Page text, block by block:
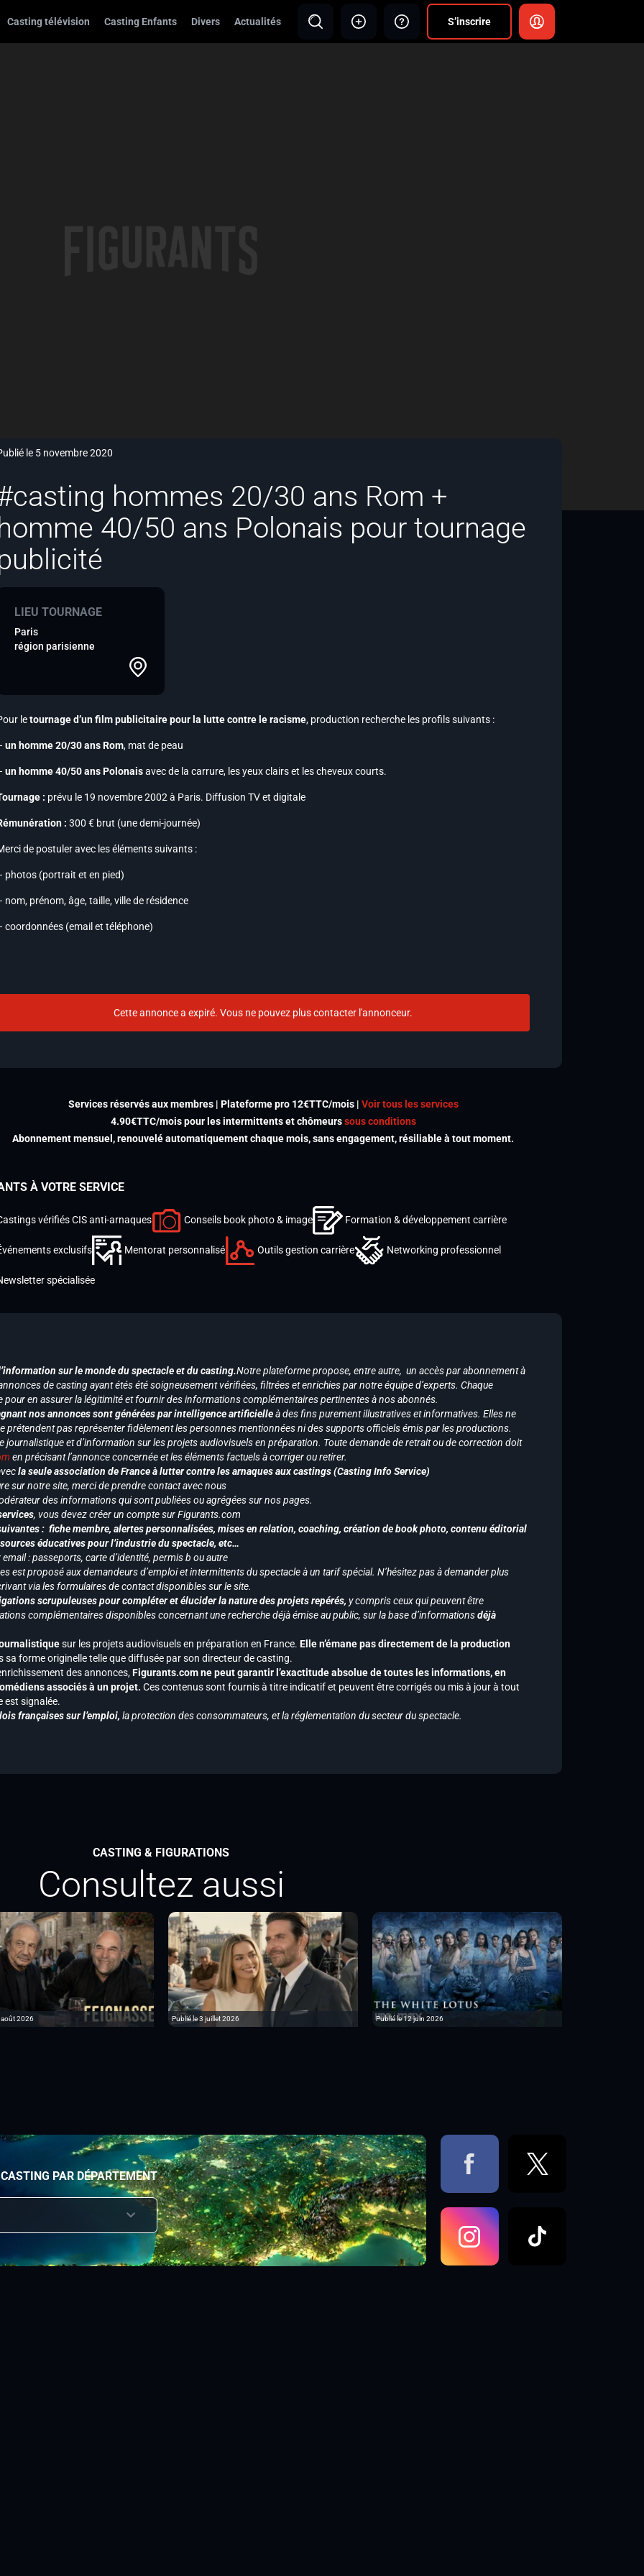
Casting télévision Casting Enfants Divers Actualités S’inscrire
le 5 novembre 2020
hommes 20/30 ans Rom +
40/50 ans Polonais pour tournage
LIEU TOURNAGE
Paris
région parisienne
letournage d’un film publicitaire pour la lutte contre le racisme, production recherche les profils suivants :
un homme 20/30 ans Rom, mat de peau
un homme 40/50 ans Polonaisavec de la carrure, les yeux clairs et les cheveux courts.
: prévu le 19 novembre 2002 à Paris. Diffusion TV et digitale
: 300 € brut (une demi-journée)
de postuler avec les éléments suivants :
photos (portrait et en pied)
nom, prénom, âge, taille, ville de résidence
coordonnées (email et téléphone)
Cette annonce a expiré. Vous ne pouvez plus contacter l'annonceur.
Services réservés aux membres | Plateforme pro 12€TTC/mois | Voir tous les services
4.90€TTC/mois pour les intermittents et chômeurssous conditions
Abonnement mensuel, renouvelé automatiquement chaque mois, sans engagement, résiliable à tout moment.
À VOTRE SERVICE
vérifiés CIS anti-arnaques Conseils book photo & image Formation & développement carrière
exclusifs Mentorat personnalisé Outils gestion carrière Networking professionnel
spécialisée
sur le monde du spectacle et du casting.Notre plateforme propose, entre autre, un accès par abonnement à
de casting ayant étés été soigneusement vérifiées, filtrées et enrichies par notre équipe d’experts. Chaque
pour en assurer la légitimité et fournir des informations complémentaires pertinentes à nos abonnés.
nos annonces sont générées par intelligence artificielleà des fins purement illustratives et informatives. Elles ne
prétendent pas représenter fidèlement les personnes mentionnées ni des supports officiels émis par les productions.
journalistique et d’information sur les projets audiovisuels en préparation. Toute demande de retrait ou de correction doit
en précisant l’annonce concernée et les éléments factuels à corriger ou retirer.
la seule association de France à lutter contre les arnaques aux castings (Casting Info Service)
sur notre site, merci de prendre contact avec nous
des informations qui sont publiées ou agrégées sur nos pages.
, vous devez créer un compte sur Figurants.com
: fiche membre, alertes personnalisées, mises en relation, coaching, création de book photo, contenu éditorial
éducatives pour l’industrie du spectacle, etc…
: passeports, carte d’identité, permis b ou autre
est proposé aux demandeurs d’emploi et intermittents du spectacle à un tarif spécial. N’hésitez pas à demander plus
via les formulaires de contact disponibles sur le site.
scrupuleuses pour compléter et élucider la nature des projets repérés, y compris ceux qui peuvent être
complémentaires disponibles concernant une recherche déjà émise au public, sur la base d’informationsdéjà
sur les projets audiovisuels en préparation en France. Elle n’émane pas directement de la production
sa forme originelle telle que diffusée par son directeur de casting.
des annonces,Figurants.com ne peut garantir l’exactitude absolue de toutes les informations, en
associés à un projet. Ces contenus sont fournis à titre indicatif et peuvent être corrigés ou mis à jour à tout
est signalée.
françaises sur l’emploi, la protection des consommateurs, et la réglementation du secteur du spectacle.
CASTING & FIGURATIONS
Consultez aussi
août 2026 Publié le 3 juillet 2026 Publié le 12 juin 2026
CASTING PAR DÉPARTEMENT